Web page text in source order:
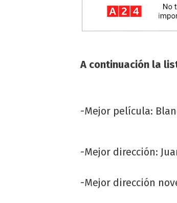
A continuación la
-Mejor película:
-Mejor dirección:
-Mejor dirección